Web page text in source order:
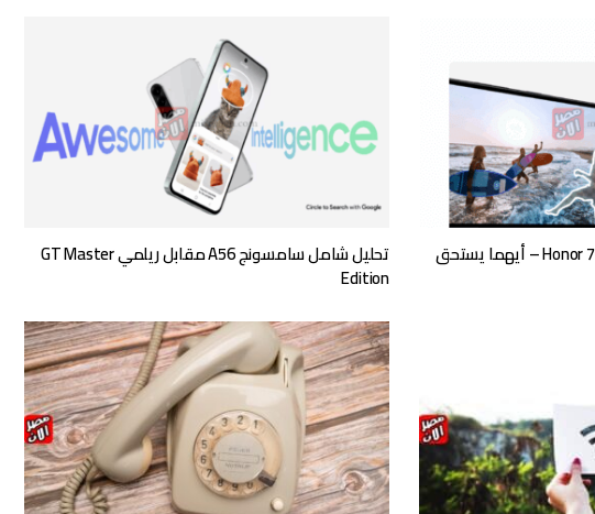
مقارنة بين سامسونج A56 وHonor 70 – أيهما يستحق تحليل شامل سامسونج A56 مقابل ريلمي GT Master
Edition